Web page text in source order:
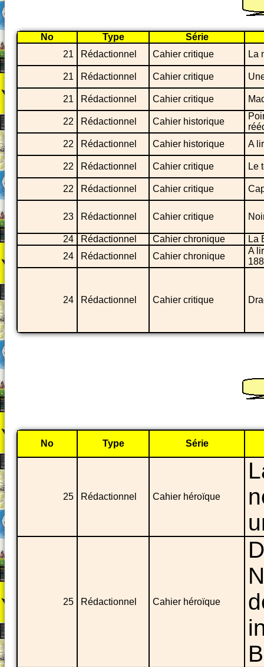
No Type
Série
21
Rédactionnel Cahier critique La
21 Rédactionnel Cahier critique
21 Rédactionnel Cahier critique
22 Rédactionnel Cahier historique
22
Rédactionnel Cahier historique A
22 Rédactionnel Cahier critique Le
22 Rédactionnel Cahier critique
23 Rédactionnel Cahier critique
24 Rédactionnel Cahier chronique
La
24
Rédactionnel Cahier chronique
A
24 Rédactionnel Cahier critique
No Type Série
25 Rédactionnel Cahier héroïque
25 Rédactionnel Cahier héroïque